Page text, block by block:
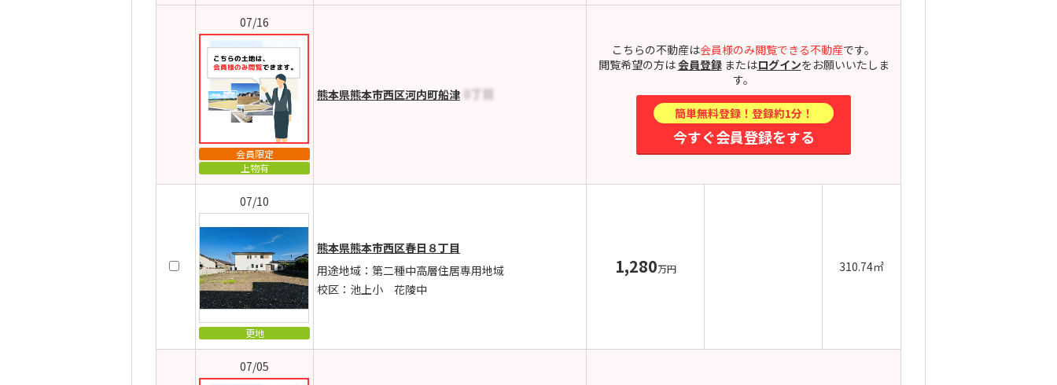
07/16
会員限定
上物有
熊本県熊本市西区河内町船津
こちらの不動産は会員様のみ閲覧できる不動産です。
閲覧希望の方は会員登録またはログインをお願いいたしま
す。
簡単無料登録！登録約1分！
今すぐ会員登録をする
07/10
更地
熊本県熊本市西区春日８丁目
用途地域：第二種中高層住居専用地域
校区：池上小 花陵中
1,280万円 310.74㎡
07/05